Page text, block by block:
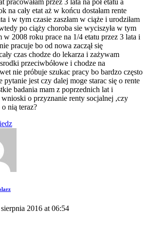
na cały etat aż w końcu dostałam rente
i w tym czasie zaszłam w ciąże i urodziłam
po ciąży choroba sie wyciszyła w tym
w 2008 roku prace na 1/4 etatu przez 3 lata i
pracuje bo od nowa zaczął się
czas chodze do lekarza i zażywam
przeciwbółowe i chodze na
nie próbuje szukac pracy bo bardzo często
pytanie jest czy dalej moge starac się o rente
badania mam z poprzednich lat i
o przyznanie renty socjalnej ,czy
o nią teraz?
2016 at 06:54